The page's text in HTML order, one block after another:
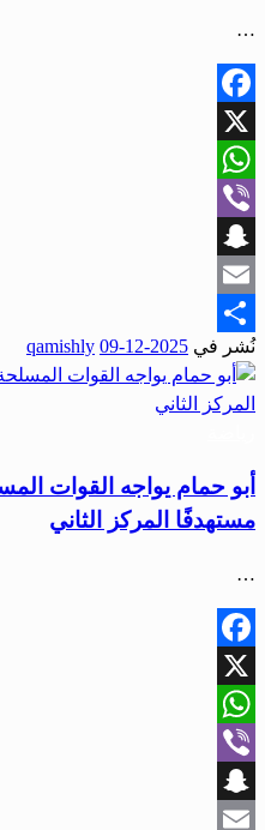
…
Facebook
X
WhatsApp
Viber
Snapchat
Email
Share
نُشر في 2025-12-09
qamishly
أبو حمام يواجه القوات
مستهدفًا المركز الثاني
…
Facebook
X
WhatsApp
Viber
Snapchat